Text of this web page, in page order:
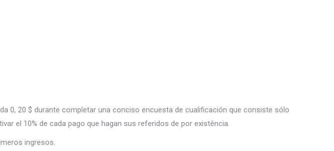
0, 20 $ durante completar una conciso encuesta de cualificación que consiste sólo
el 10% de cada pago que hagan sus referidos de por existência.
ingresos.